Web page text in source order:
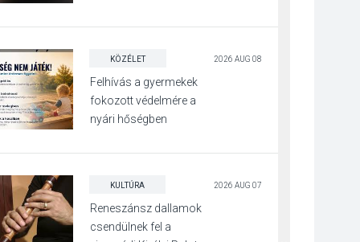
KÖZÉLET 2026 AUG 08
Felhívás a gyermekek
fokozott védelmére a
nyári hőségben
KULTÚRA 2026 AUG 07
Reneszánsz dallamok
csendülnek fel a